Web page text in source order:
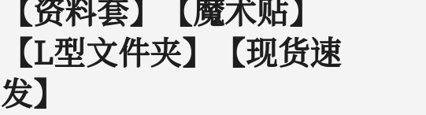
【资料套】【魔术贴】
【L型文件夹】【现货速
发】